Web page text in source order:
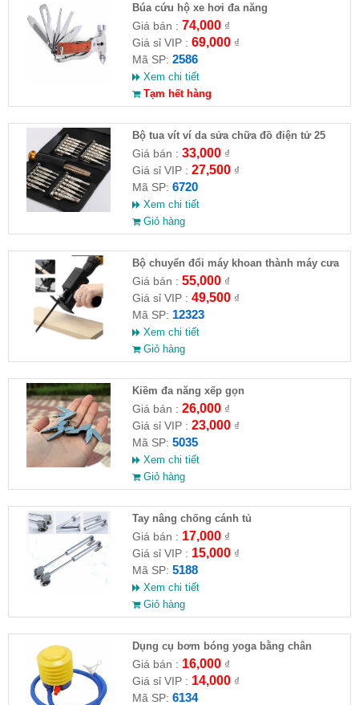
Búa cứu hộ xe hơi đa năng
Giá bán : 74,000₫
Giá sỉ VIP : 69,000₫
Mã SP: 2586
Xem chi tiết
Tạm hết hàng
Bộ tua vít ví da sửa chữa đồ điện tử 25
đầu ( HĐ )
Giá bán : 33,000₫
Giá sỉ VIP : 27,500₫
Mã SP: 6720
Xem chi tiết
Giỏ hàng
Bộ chuyển đổi máy khoan thành máy cưa
(loại thường)( HĐ )
Giá bán : 55,000₫
Giá sỉ VIP : 49,500₫
Mã SP: 12323
Xem chi tiết
Giỏ hàng
Kiềm đa năng xếp gọn
Giá bán : 26,000₫
Giá sỉ VIP : 23,000₫
Mã SP: 5035
Xem chi tiết
Giỏ hàng
Tay nâng chống cánh tủ
Giá bán : 17,000₫
Giá sỉ VIP : 15,000₫
Mã SP: 5188
Xem chi tiết
Giỏ hàng
Dụng cụ bơm bóng yoga bằng chân
Giá bán : 16,000₫
Giá sỉ VIP : 14,000₫
Mã SP: 6134